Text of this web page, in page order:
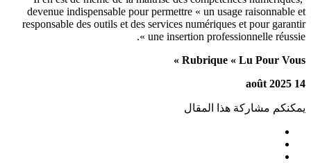
devenue indispensable pour permettre « un usage
responsable des outils et des services numériques et pour
une insertion professionnelle
.
Rubrique « Lu Pour
مشاركة هذا المقال